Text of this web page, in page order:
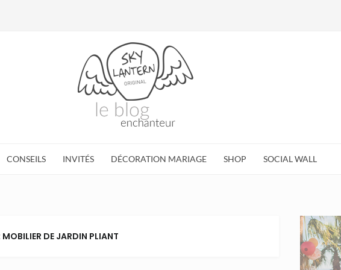
CONSEILS INVITÉS DÉCORATION MARIAGE SHOP SOCIAL WALL
MOBILIER DE JARDIN PLIANT